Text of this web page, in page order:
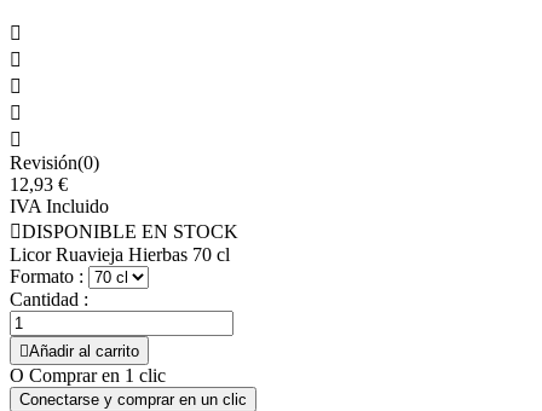





Revisión(0)
12,93 €
IVA Incluido
DISPONIBLE EN STOCK
Licor Ruavieja Hierbas 70 cl
Formato :
Cantidad :
Añadir al carrito
O Comprar en 1 clic
Conectarse y comprar en un clic